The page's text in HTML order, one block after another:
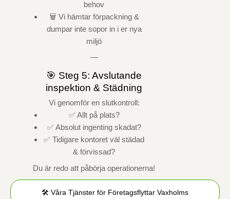
🛠️ Våra Tjänster för Företagsflyttar Vaxholms
behov
🗑️ Vi hämtar förpackning &
dumpar inte sopor in i er nya
miljö
—
🎯 Steg 5: Avslutande
inspektion & Städning
Vi genomför en slutkontroll:
✅ Allt på plats?
✅ Absolut ingenting skadat?
✅ Tidigare kontoret väl städad
& förvissad?
Du är redo att påbörja operationerna!